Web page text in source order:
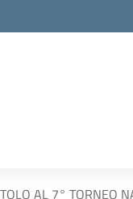
AL 7° TORNEO